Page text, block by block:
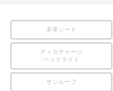
本革シート
ディスチャージ
ヘッドライト
サンルーフ